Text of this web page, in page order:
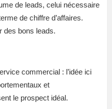
de leads, celui nécessaire
de chiffre d’affaires.
des bons leads.
commercial : l’idée ici
et
le prospect idéal.